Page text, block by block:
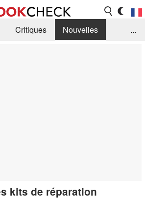
Critiques
Nouvelles
...
kits de réparation